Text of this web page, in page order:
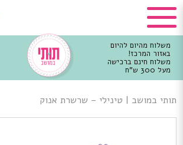
משלוח מהיום להיום
באזור המרכז!
משלוח חינם ברכישה
מעל 300 ש"ח
מרכזי
תותי במושב | טינילי – שרשרת אנוק